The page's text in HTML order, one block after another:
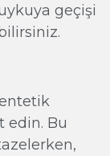
geçişi
edin. Bu